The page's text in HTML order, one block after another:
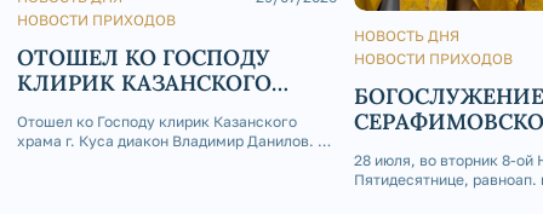
НОВОСТИ ПРИХОДОВ
ОТОШЕЛ КО ГОСПОДУ
КЛИРИК КАЗАНСКОГО
ВЛАДИМИР ДАНИЛОВ
Отошел ко Господу клирик Казанского
храма г. Куса диакон Владимир Данилов. 29
НОВОСТЬ ДНЯ
НОВОСТИ ПРИХОДОВ
28 июля, во вторник 8-ой
Пятидесятнице, равноап.